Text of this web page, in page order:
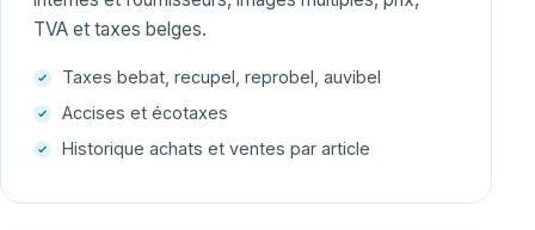
TVA et taxes belges.
Taxes bebat, recupel, reprobel, auvibel
Accises et écotaxes
Historique achats et ventes par article